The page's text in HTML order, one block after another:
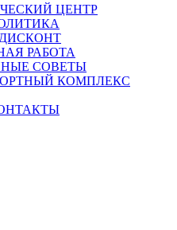
ЦЕНТР
РАБОТА
СОВЕТЫ
КОМПЛЕКС